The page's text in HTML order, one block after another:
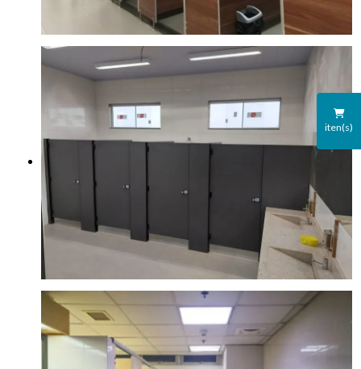
iten(s)